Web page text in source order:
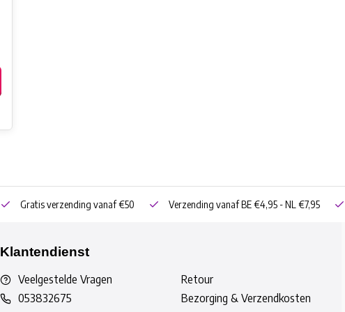
Gratis verzending vanaf €50 Verzending vanaf BE €4,95 - NL €7,95
Klantendienst
Veelgestelde Vragen
053832675
Retour
Bezorging & Verzendkosten